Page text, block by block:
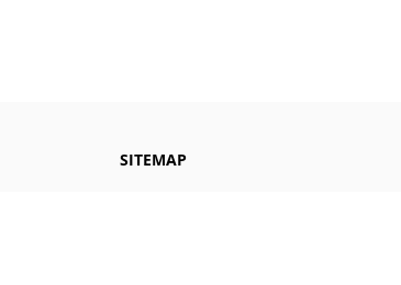
SITEMAP